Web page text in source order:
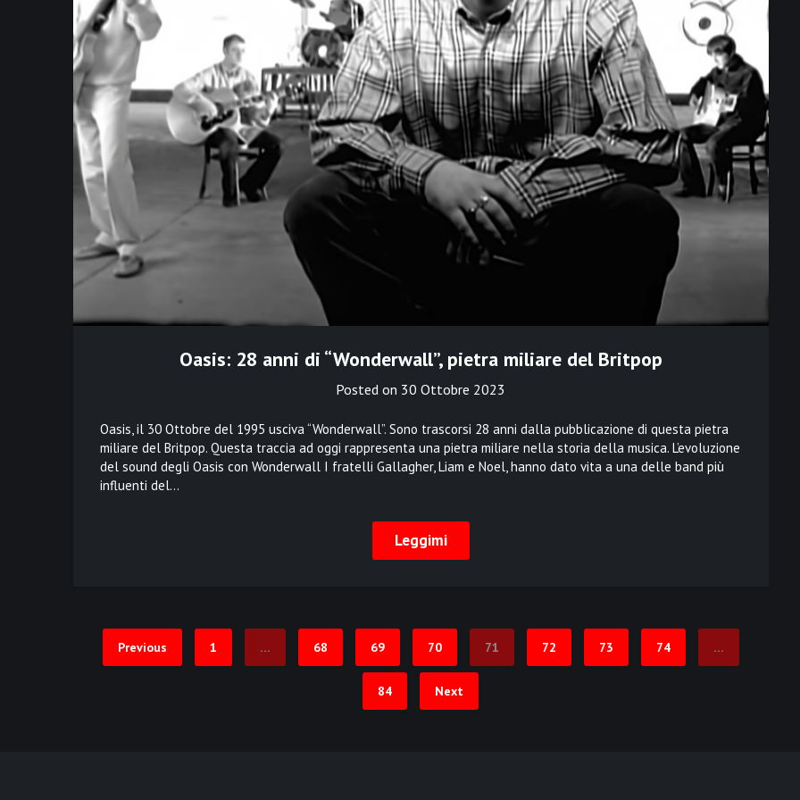
Oasis: 28 anni di “Wonderwall”, pietra miliare del Britpop
Posted on 30 Ottobre 2023
Oasis, il 30 Ottobre del 1995 usciva “Wonderwall”. Sono trascorsi 28 anni dalla pubblicazione di questa pietra
miliare del Britpop. Questa traccia ad oggi rappresenta una pietra miliare nella storia della musica. L’evoluzione
del sound degli Oasis con Wonderwall I fratelli Gallagher, Liam e Noel, hanno dato vita a una delle band più
influenti del…
Leggimi
Previous 1 … 68 69 70 71 72 73 74 …
84 Next